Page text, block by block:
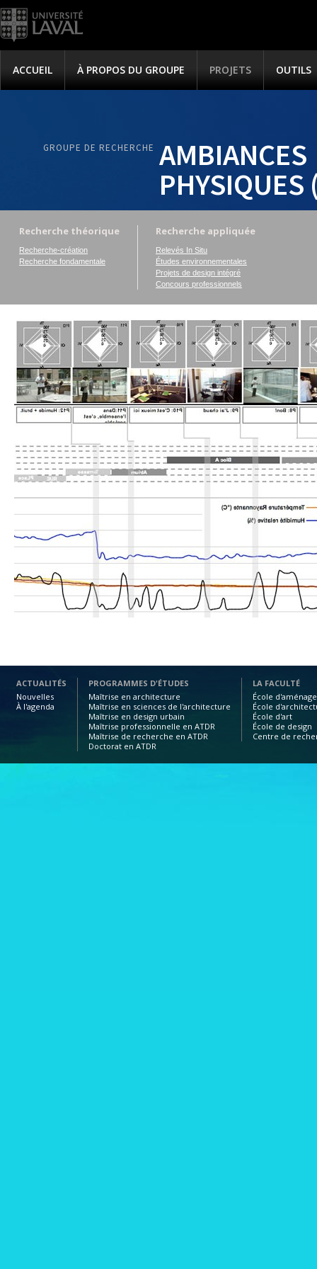
ACCUEIL À PROPOS DU GROUPE PROJETS OUTILS
GROUPE DE RECHERCHE AMBIANCES
PHYSIQUES
Recherche théorique
Recherche-création
Recherche fondamentale
Recherche appliquée
Relevés In Situ
Études environnementales
Projets de design intégré
Concours professionnels
ACTUALITÉS
Nouvelles
À l'agenda
PROGRAMMES D'ÉTUDES
Maîtrise en architecture
Maîtrise en sciences de l'architecture
Maîtrise en design urbain
Maîtrise professionnelle en ATDR
Maîtrise de recherche en ATDR
Doctorat en ATDR
LA FACULTÉ
École
École
École d'art
École de design
Centre de